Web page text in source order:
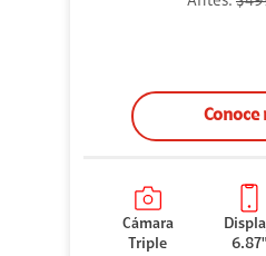
Conoce
Cámara
Triple
6.87"